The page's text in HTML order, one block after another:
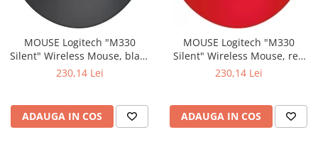
MOUSE Logitech "M330
Silent" Wireless Mouse, black
"910-004909" (include timbru230,14 Lei
ADAUGA IN COS
MOUSE Logitech "M330
Silent" Wireless Mouse, red
"910-004911" (include timbru230,14 Lei
ADAUGA IN COS